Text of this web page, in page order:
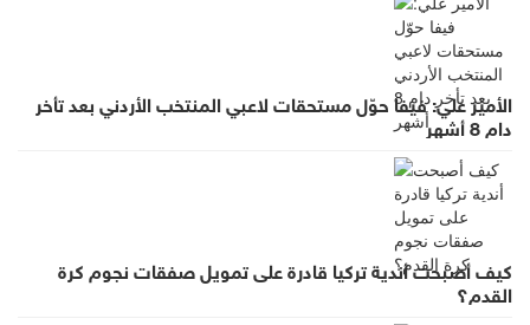
الأمير علي: فيفا حوّل مستحقات لاعبي المنتخب الأردني بعد تأخر
دام 8 أشهر
كيف أصبحت أندية تركيا قادرة على تمويل صفقات نجوم كرة
القدم؟